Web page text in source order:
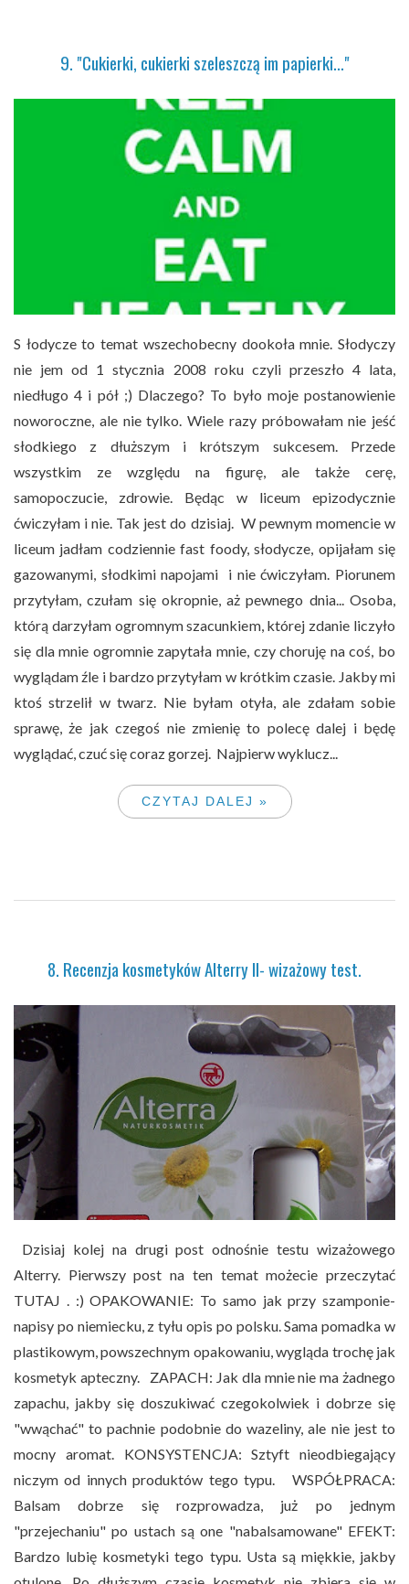
9. "Cukierki, cukierki szeleszczą im papierki..."
S łodycze to temat wszechobecny dookoła mnie. Słodyczy
nie jem od 1 stycznia 2008 roku czyli przeszło 4 lata,
niedługo 4 i pół ;) Dlaczego? To było moje postanowienie
noworoczne, ale nie tylko. Wiele razy próbowałam nie jeść
słodkiego z dłuższym i krótszym sukcesem. Przede
wszystkim ze względu na figurę, ale także cerę,
samopoczucie, zdrowie. Będąc w liceum epizodycznie
ćwiczyłam i nie. Tak jest do dzisiaj. W pewnym momencie w
liceum jadłam codziennie fast foody, słodycze, opijałam się
gazowanymi, słodkimi napojami i nie ćwiczyłam. Piorunem
przytyłam, czułam się okropnie, aż pewnego dnia... Osoba,
którą darzyłam ogromnym szacunkiem, której zdanie liczyło
się dla mnie ogromnie zapytała mnie, czy choruję na coś, bo
wyglądam źle i bardzo przytyłam w krótkim czasie. Jakby mi
ktoś strzelił w twarz. Nie byłam otyła, ale zdałam sobie
sprawę, że jak czegoś nie zmienię to polecę dalej i będę
wyglądać, czuć się coraz gorzej. Najpierw wyklucz...
CZYTAJ DALEJ »
8. Recenzja kosmetyków Alterry II- wizażowy test.
Dzisiaj kolej na drugi post odnośnie testu wizażowego
Alterry. Pierwszy post na ten temat możecie przeczytać
TUTAJ . :) OPAKOWANIE: To samo jak przy szamponie-
napisy po niemiecku, z tyłu opis po polsku. Sama pomadka w
plastikowym, powszechnym opakowaniu, wygląda trochę jak
kosmetyk apteczny. ZAPACH: Jak dla mnie nie ma żadnego
zapachu, jakby się doszukiwać czegokolwiek i dobrze się
"wwąchać" to pachnie podobnie do wazeliny, ale nie jest to
mocny aromat. KONSYSTENCJA: Sztyft nieodbiegający
niczym od innych produktów tego typu. WSPÓŁPRACA:
Balsam dobrze się rozprowadza, już po jednym
"przejechaniu" po ustach są one "nabalsamowane" EFEKT:
Bardzo lubię kosmetyki tego typu. Usta są miękkie, jakby